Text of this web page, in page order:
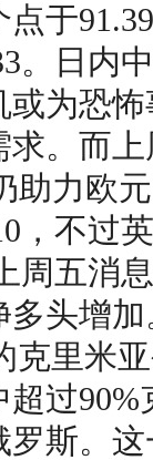
于
。日内
为恐
。而
助力欧
，不过
周五消
多头增加
里米亚
过90%
斯。